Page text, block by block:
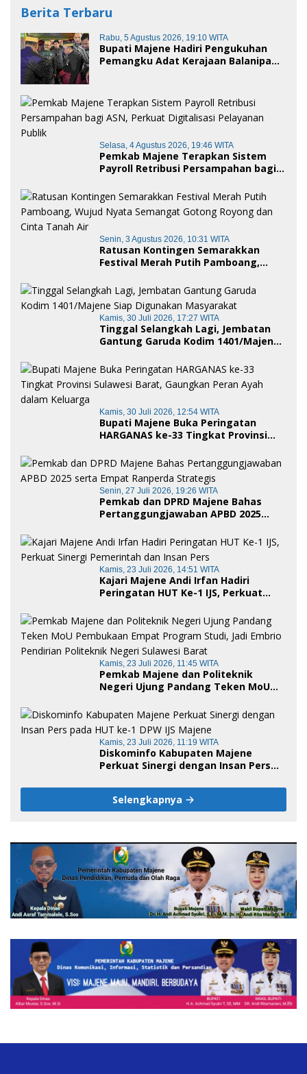
Berita Terbaru
Rabu, 5 Agustus 2026, 19:10 WITA
Bupati Majene Hadiri Pengukuhan
Pemangku Adat Kerajaan Balanipa
Selasa, 4 Agustus 2026, 19:46 WITA
Pemkab Majene Terapkan Sistem
Payroll Retribusi Persampahan bagi
Publik
Senin, 3 Agustus 2026, 10:31 WITA
Ratusan Kontingen Semarakkan
Festival Merah Putih Pamboang,
Royong dan Cinta Tanah Air
Kamis, 30 Juli 2026, 17:27 WITA
Tinggal Selangkah Lagi, Jembatan
Gantung Garuda Kodim 1401/Majene
Kamis, 30 Juli 2026, 12:54 WITA
Bupati Majene Buka Peringatan
HARGANAS ke-33 Tingkat Provinsi
Ayah dalam Keluarga
Senin, 27 Juli 2026, 19:26 WITA
Pemkab dan DPRD Majene Bahas
Pertanggungjawaban APBD 2025
Kamis, 23 Juli 2026, 14:51 WITA
Kajari Majene Andi Irfan Hadiri
Peringatan HUT Ke-1 IJS, Perkuat
Kamis, 23 Juli 2026, 11:45 WITA
Pemkab Majene dan Politeknik
Negeri Ujung Pandang Teken MoU
Jadi Embrio Pendirian Politeknik
Negeri Sulawesi Barat
Kamis, 23 Juli 2026, 11:19 WITA
Diskominfo Kabupaten Majene
Perkuat Sinergi dengan Insan Pers
Selengkapnya